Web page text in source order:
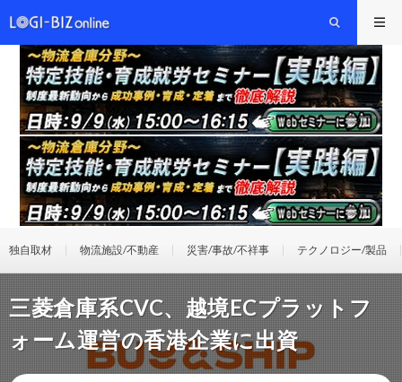
独自取材 物流施設/不動産 災害/事故/不祥事 テクノロジー/製品
三菱倉庫系CVC、越境ECプラットフ
ォーム運営の香港企業に出資